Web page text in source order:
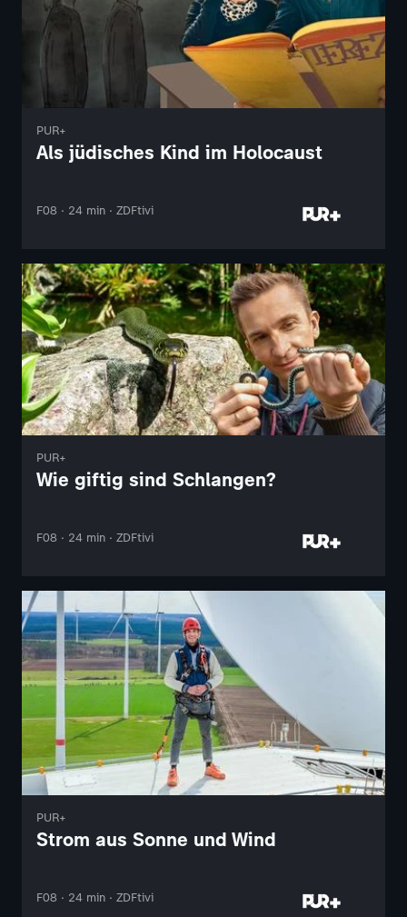
PUR+
Als jüdisches Kind im Holocaust
F08 · 24 min · ZDFtivi
PUR+
Wie giftig sind Schlangen?
F08 · 24 min · ZDFtivi
PUR+
Strom aus Sonne und Wind
F08 · 24 min · ZDFtivi